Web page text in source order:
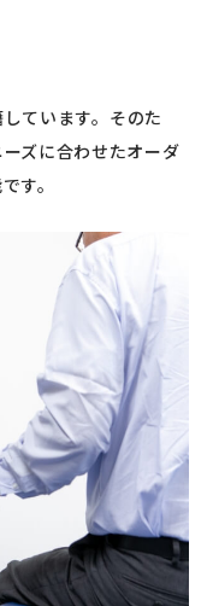
ています。そのた
ズに合わせたオーダ
す。